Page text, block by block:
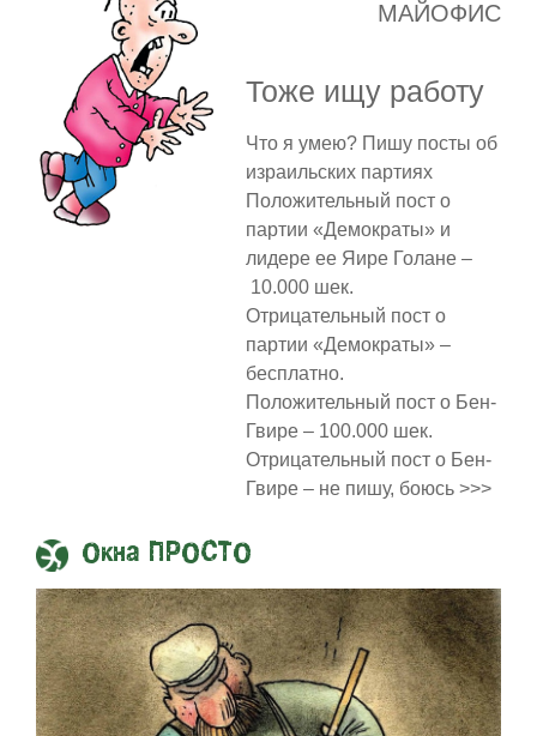
МАЙОФИС
Тоже ищу работу
Что я умею? Пишу посты об
израильских партиях
Положительный пост о
партии «Демократы» и
лидере ее Яире Голане –
10.000 шек.
Отрицательный пост о
партии «Демократы» –
бесплатно.
Положительный пост о Бен-
Гвире – 100.000 шек.
Отрицательный пост о Бен-
Гвире – не пишу, боюсь >>>
Окна ПРОСТО